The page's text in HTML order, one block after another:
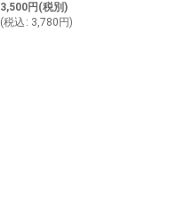
3,500円 (税別)
(税込 : 3,780 円)